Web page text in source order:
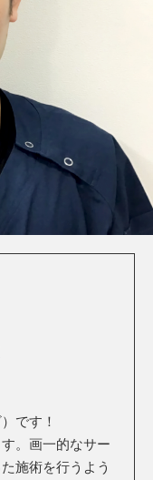
です！
。画一的なサー
施術を行うよう